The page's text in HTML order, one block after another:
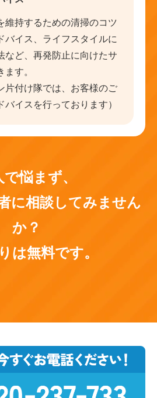
維持するための清掃のコツ
バイス、ライフスタイルに
など、再発防止に向けたサ
す。
片付け隊では、お客様のご
バイスを行っております）
で悩まず、
に相談してみません
か？
は無料です。